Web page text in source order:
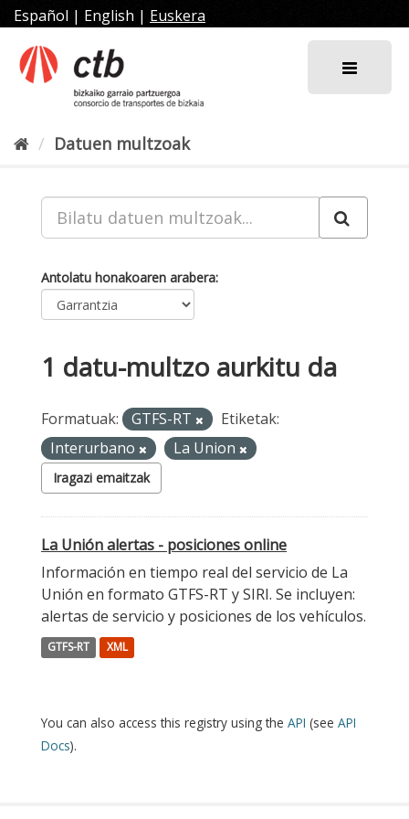
Joan
edukira
Español | English | Euskera
Datuen multzoak
Antolatu honakoaren arabera
1 datu-multzo aurkitu da
Formatuak: GTFS-RT
Etiketak:
Interurbano
La Union
Iragazi emaitzak
La Unión alertas - posiciones online
Información en tiempo real del servicio de La
Unión en formato GTFS-RT y SIRI. Se incluyen:
alertas de servicio y posiciones de los vehículos.
GTFS-RT XML
You can also access this registry using the API (see API
Docs).